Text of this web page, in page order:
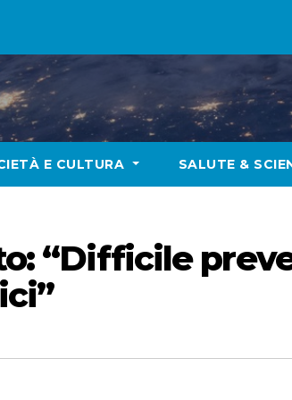
E CULTURA SALUTE &
“Difficile